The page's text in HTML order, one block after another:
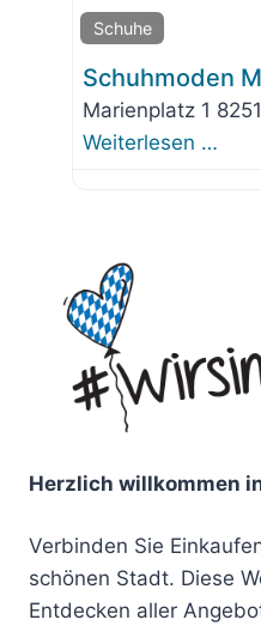
Schuhe
Schuhmoden
Marienplatz 1
Weiterlesen …
Herzlich willkommen
Verbinden Sie
schönen Stadt. Diese
Entdecken aller